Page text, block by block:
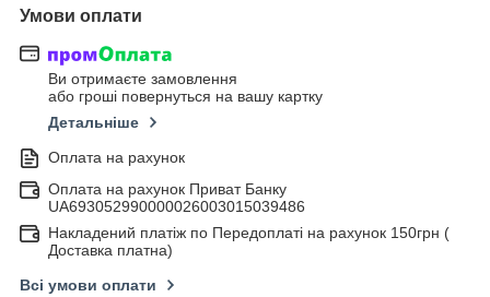
Умови оплати
Ви отримаєте замовлення
або гроші повернуться на вашу картку
Детальніше
Оплата на рахунок
Оплата на рахунок Приват Банку
UA693052990000026003015039486
Накладений платіж по Передоплаті на рахунок 150грн (
Доставка платна)
Всі умови оплати